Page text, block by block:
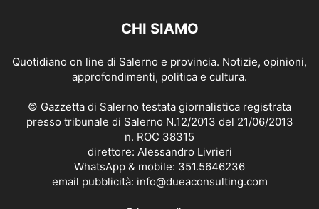
CHI SIAMO
Quotidiano on line di Salerno e provincia. Notizie, opinioni,
approfondimenti, politica e cultura.
© Gazzetta di Salerno testata giornalistica registrata
presso tribunale di Salerno N.12/2013 del 21/06/2013
n. ROC 38315
direttore: Alessandro Livrieri
WhatsApp & mobile: 351.5646236
email pubblicità: info@dueaconsulting.com